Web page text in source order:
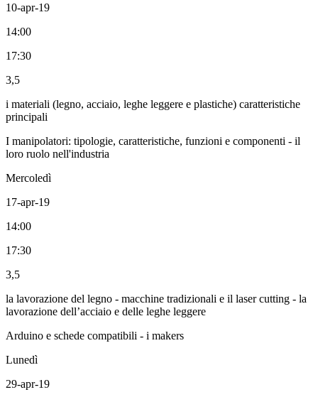
10-apr-19
14:00
17:30
3,5
i materiali (legno, acciaio, leghe leggere e plastiche) caratteristiche
principali
I manipolatori: tipologie, caratteristiche, funzioni e componenti - il
loro ruolo nell'industria
Mercoledì
17-apr-19
14:00
17:30
3,5
la lavorazione del legno - macchine tradizionali e il laser cutting - la
lavorazione dell’acciaio e delle leghe leggere
Arduino e schede compatibili - i makers
Lunedì
29-apr-19